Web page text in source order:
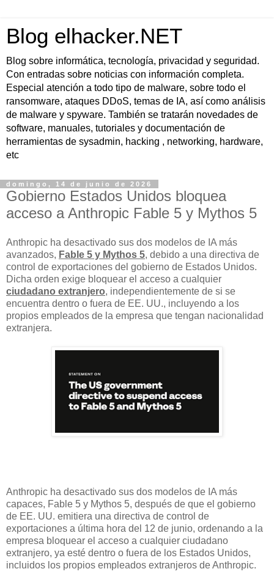
Blog elhacker.NET
Blog sobre informática, tecnología, privacidad y seguridad.
Con entradas sobre noticias con información completa.
Especial atención a todo tipo de malware, sobre todo el
ransomware, ataques DDoS, temas de IA, así como análisis
de malware y spyware. También se tratarán novedades de
software, manuales, tutoriales y documentación de
herramientas de sysadmin, hacking , networking, hardware,
etc
domingo, 14 de junio de 2026
Gobierno Estados Unidos bloquea
acceso a Anthropic Fable 5 y Mythos 5
Anthropic ha desactivado sus dos modelos de IA más
avanzados, Fable 5 y Mythos 5, debido a una directiva de
control de exportaciones del gobierno de Estados Unidos.
Dicha orden exige bloquear el acceso a cualquier
ciudadano extranjero, independientemente de si se
encuentra dentro o fuera de EE. UU., incluyendo a los
propios empleados de la empresa que tengan nacionalidad
extranjera.
Anthropic ha desactivado sus dos modelos de IA más
capaces, Fable 5 y Mythos 5, después de que el gobierno
de EE. UU. emitiera una directiva de control de
exportaciones a última hora del 12 de junio, ordenando a la
empresa bloquear el acceso a cualquier ciudadano
extranjero, ya esté dentro o fuera de los Estados Unidos,
incluidos los propios empleados extranjeros de Anthropic.